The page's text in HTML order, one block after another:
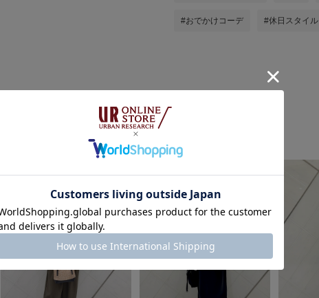
#おでかけコーデ #休日スタイル
井上 裕美の他のスタイリング